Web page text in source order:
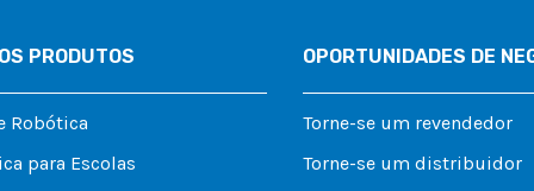
PRODUTOS
Robótica
para Escolas
OPORTUNIDADES DE
Torne-se um revendedor
Torne-se um distribuidor